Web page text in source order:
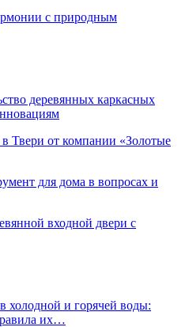
с природным
деревянных каркасных
Твери от компании «Золотые
для дома в вопросах и
входной двери с
холодной и горячей воды:
их…